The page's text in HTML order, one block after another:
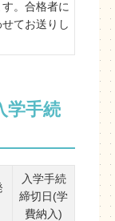
。合格者に
てお送りし
学手続
入学手続
締切日(学
費納入)